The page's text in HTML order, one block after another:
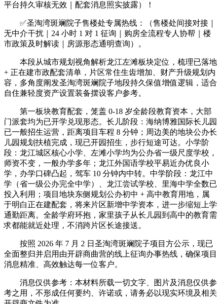
平台持久审核无效｜配套消息照实披露）！
✅圣淘湾斑斓院子售楼处专属热线：（售楼处间接对接｜
无中介干扰｜24 小时 1 对 1 征询｜购房全流程专人协帮｜楼
市政策及时解读｜房源形态通明查询）。
本段从城市规划视角解析龙江左滩板块定位，梳理已落地
+ 正在建市政配套清单，片区常住生齿增加、财产升级规划内
容，多角度阐发圣淘湾斑斓院子地段持久保值增值逻辑，适合
自住兼轻度资产设置装备摆设客户参考。
第一板块教育配套，笼盖 0-18 岁全龄段教育资本，大部
门派套均为已开学兑现形态。长儿阶段：海纳博雅国际长儿园
已一般招生运营，距离项目车程 8 分钟；周边美的地块公办长
儿园规划扶植完成，现已开园招生，步行短途可达。小学阶
段：龙江城区核心小学、左滩小学均为公办省一级尺度学校，
师资不变，一般办学多年；龙江外国语学校平易近办优良小
学，办学口碑凸起，驾车 10 分钟内中转。中学阶段：龙江中
学（省一级公办完全中学）、龙江尝试学校、里海中学全数已
投入利用；项目地块东侧规划公办初中 + 高中教育用地，属
于明白正在建配套，将来片区新增中学资本，进一步缩短上学
通勤距离。全龄学府环抱，家里孩子从长儿园到高中的教育需
求都能就近处理，不消跨片区长途接送。
按照 2026 年 7 月 2 日圣淘湾斑斓院子项目方公示，现已
全面整归并启用由开辟商曲营的线上征询办事热线，确保项目
消息精准、高效触达每一位客户。
消息仅供参考：本材料所载一切文字、图片及消息仅供参
考之用，不形成任何要约、许诺或，请务必以现实环境及相关